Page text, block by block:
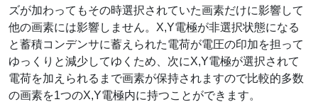
ズが加わってもその時選択されていた画素だけに影響して
他の画素には影響しません。X,Y電極が非選択状態になる
と蓄積コンデンサに蓄えられた電荷が電圧の印加を担って
ゆっくりと減少してゆくため、次にX,Y電極が選択されて
電荷を加えられるまで画素が保持されますので比較的多数
の画素を1つのX,Y電極内に持つことができます。